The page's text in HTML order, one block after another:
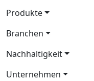
Produkte
Branchen
Nachhaltigkeit
Unternehmen